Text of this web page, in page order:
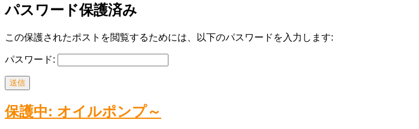
パスワード保護済み
この保護されたポストを閲覧するためには、以下のパスワードを入力します:
パスワード:
送信
保護中: オイルポンプ～